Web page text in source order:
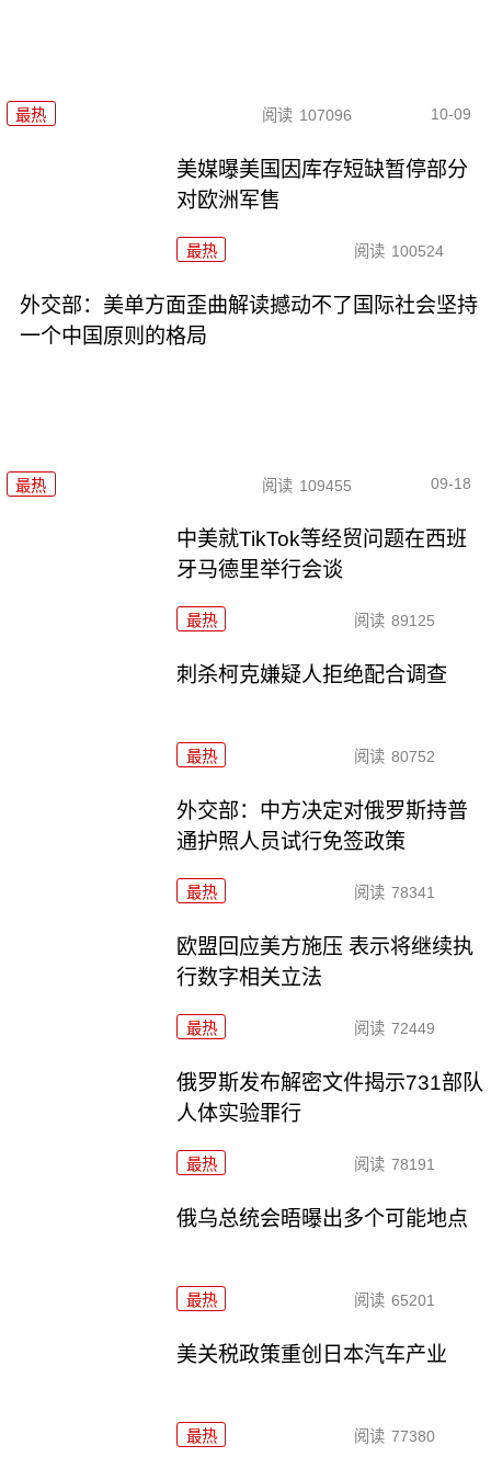
最热 阅读 107096 10-09
美媒曝美国因库存短缺暂停部分
对欧洲军售
最热 阅读 100524
外交部：美单方面歪曲解读撼动不了国际社会坚持
一个中国原则的格局
最热 阅读 109455 09-18
中美就TikTok等经贸问题在西班
牙马德里举行会谈
最热 阅读 89125
刺杀柯克嫌疑人拒绝配合调查
最热 阅读 80752
外交部：中方决定对俄罗斯持普
通护照人员试行免签政策
最热 阅读 78341
欧盟回应美方施压 表示将继续执
行数字相关立法
最热 阅读 72449
俄罗斯发布解密文件揭示731部队
人体实验罪行
最热 阅读 78191
俄乌总统会晤曝出多个可能地点
最热 阅读 65201
美关税政策重创日本汽车产业
最热 阅读 77380